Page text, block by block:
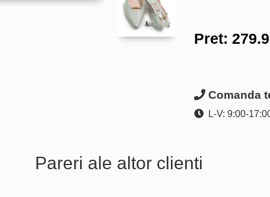
Pret:
Comanda
L-V: 9:00-
Pareri ale altor clienti